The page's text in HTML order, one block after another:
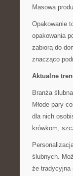
Masowa
Opakowanie
opakowania
zabiorą do
znacząco
Aktualne
Branża
Młode pary
dla nich
krówkom,
ślubnych.
że tradycyjna